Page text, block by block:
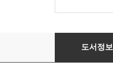
추억의 종이인형
도서정보